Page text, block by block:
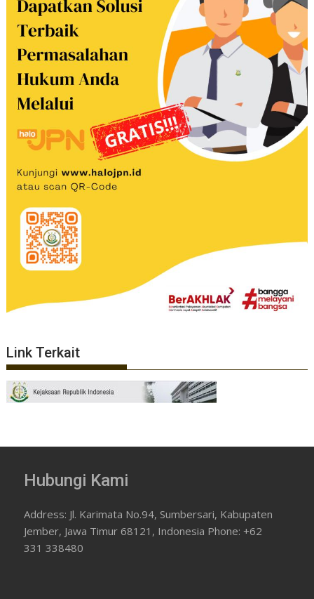
Link Terkait
Hubungi Kami
Address: Jl. Karimata No.94, Sumbersari, Kabupaten
Jember, Jawa Timur 68121, Indonesia Phone: +62
331 338480